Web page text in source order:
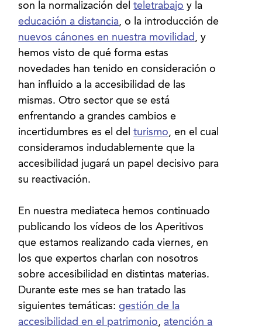
son la normalización delteletrabajo y la
educación a distancia, o la introducción de
nuevos cánones en nuestra movilidad , y
hemos visto de qué forma estas
novedades han tenido en consideración o
han influido a la accesibilidad de las
mismas. Otro sector que se está
enfrentando a grandes cambios e
incertidumbres es el delturismo, en el cual
consideramos indudablemente que la
accesibilidad jugará un papel decisivo para
su reactivación.
En nuestra mediateca hemos continuado
publicando los vídeos de los Aperitivos
que estamos realizando cada viernes, en
los que expertos charlan con nosotros
sobre accesibilidad en distintas materias.
Durante este mes se han tratado las
siguientes temáticas:gestión de la
accesibilidad en el patrimonio, atención a